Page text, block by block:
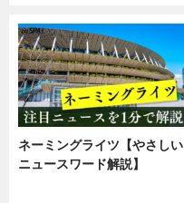
ネーミングライツ【やさしい
ニュースワード解説】